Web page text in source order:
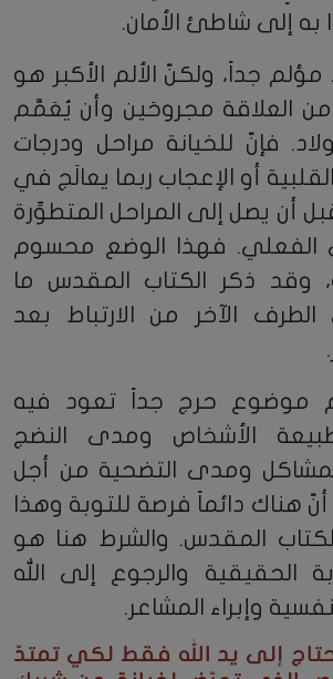
به إلى شاطئ الأمان.
مؤلم جداً، ولكنّ الألم الأكبر هو
من العلاقة مجروحَين وأن يُعَمَّم
فإنّ للخيانة مراحل ودرجات
أو الإعجاب ربما يعالَج في
أن يصل إلى المراحل المتطوِّرة
الفعلي. فهذا الوضع محسوم
وقد ذكر الكتاب المقدس ما
الآخر من الارتباط بعد
موضوع حرج جداً تعود فيه
الأشخاص ومدى النضج
ومدى التضحية من أجل
أنّ هناك دائماً فرصة للتوبة وهذا
المقدس. والشرط هنا هو
الحقيقية والرجوع إلى الله
وإبراء المشاعر.
إلى يد الله فقط لكي تمتدّ